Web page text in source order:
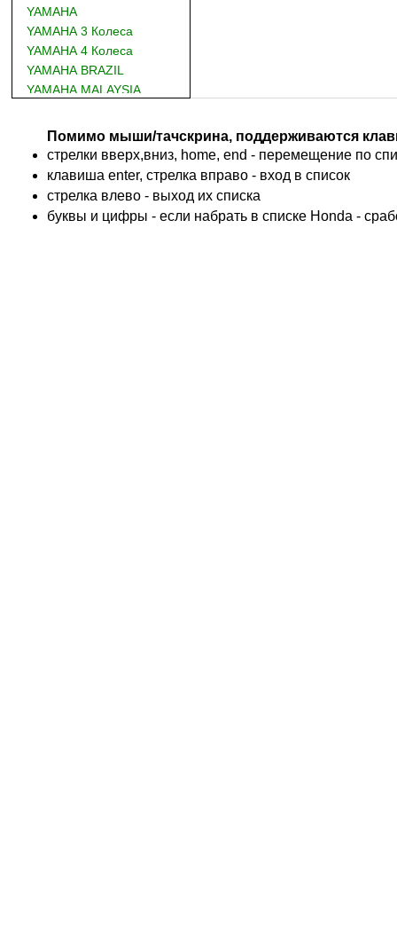
YAMAHA
YAMAHA 3 Колеса
YAMAHA 4 Колеса
YAMAHA BRAZIL
YAMAHA MALAYSIA
BMW
ADIVA
ADLY
Помимо мыши/тачскрина, поддерживаются
стрелки вверх,вниз, home, end - перемещение по
клавиша enter, стрелка вправо - вход в список
cтрелка влево - выход их списка
буквы и цифры - если набрать в списке Honda -